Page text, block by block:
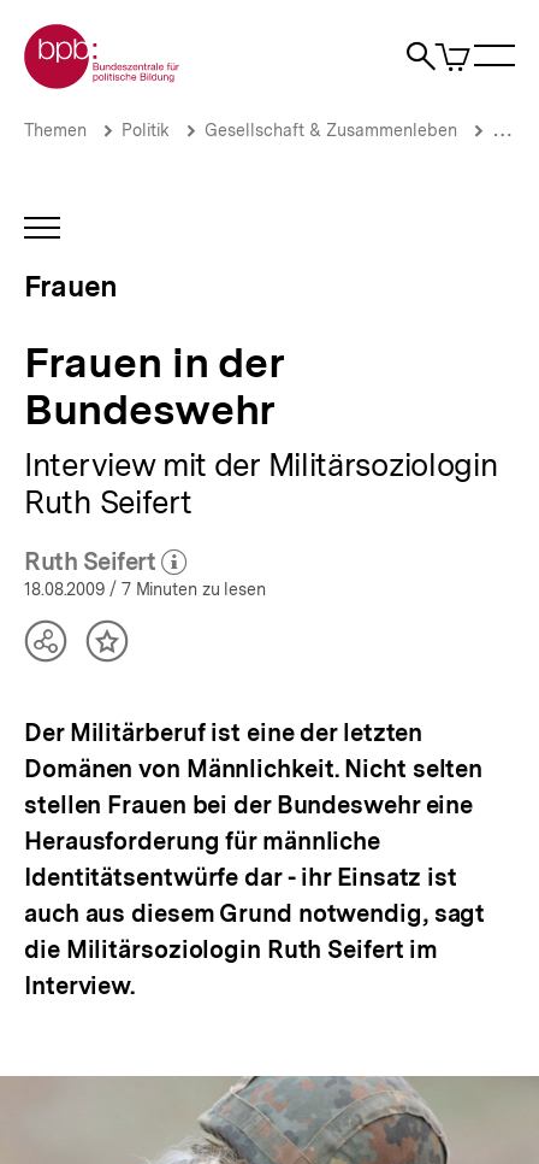
zum
Seiteninhalt
springen
Zur Startseite der bpb
Suche
Artikel
im
Frauen
Frauen
Deutschland
Brotkrümelnavigation
Pfadnavigation
Themen Politik Gesellschaft & Zusammenleben
INHALTSNAVIGATION
Frauen
Frauen in der
Bundeswehr
Interview mit der Militärsoziologin
Ruth Seifert
Ruth Seifert
(Mehr zum Autor)
öffnen
18.08.2009 / 7 Minuten zu lesen
TeilenInhalt
Der Militärberuf ist eine der letzten
Domänen von Männlichkeit. Nicht selten
stellen Frauen bei der Bundeswehr eine
Herausforderung für männliche
Identitätsentwürfe dar - ihr Einsatz ist
auch aus diesem Grund notwendig, sagt
die Militärsoziologin Ruth Seifert im
Interview.